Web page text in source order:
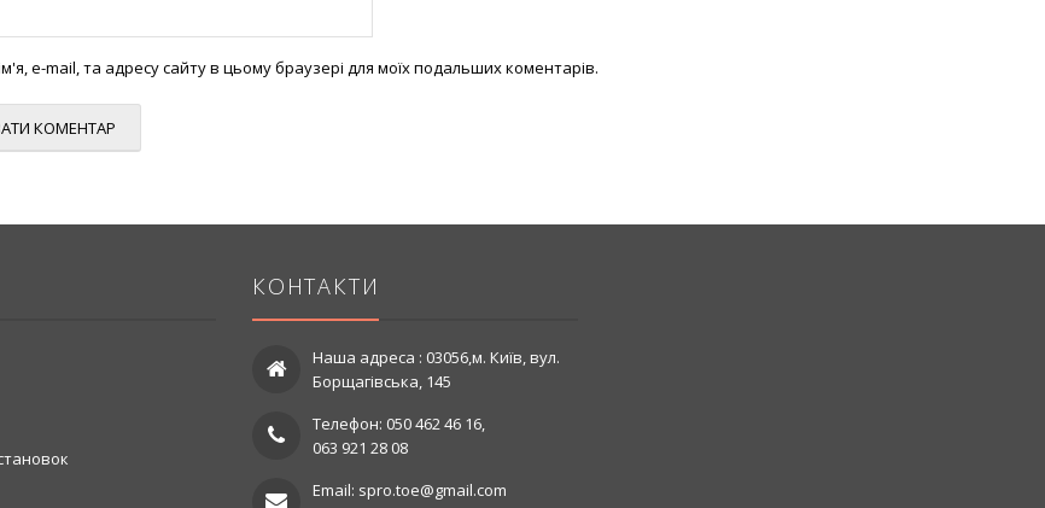
e-mail, та адресу сайту в цьому браузері для моїх подальших коментарів.
КОНТАКТИ
Наша адреса : 03056,м. Київ, вул.
Борщагівська, 145
Телефон: 050 462 46 16,
063 921 28 08
Email: spro.toe@gmail.com